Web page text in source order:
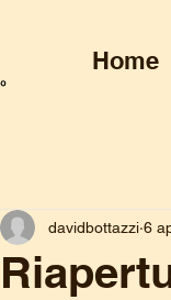
Home
davidbottazzi 6